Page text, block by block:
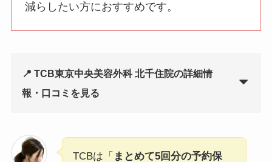
減らしたい方におすすめです。
📍 TCB東京中央美容外科 北千住院の詳細情
報・口コミを見る
TCBは「 まとめて5回分の予約保